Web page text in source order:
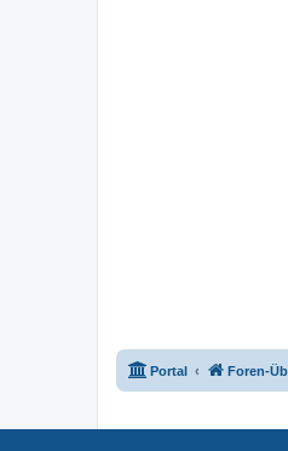
Portal Foren-